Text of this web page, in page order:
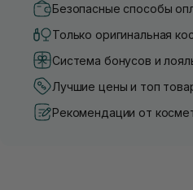
Безопасные способы
Только оригинальная
Система бонусов и
Лучшие цены и топ
Рекомендации от